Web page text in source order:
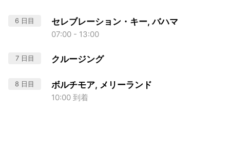
6 日目 セレブレーション・キー, バハマ
07:00 - 13:00
7 日目 クルージング
8 日目 ボルチモア, メリーランド
10:00 到着